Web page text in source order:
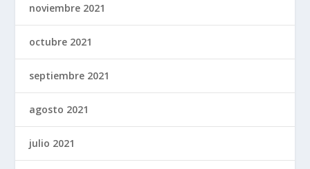
noviembre 2021
octubre 2021
septiembre 2021
agosto 2021
julio 2021